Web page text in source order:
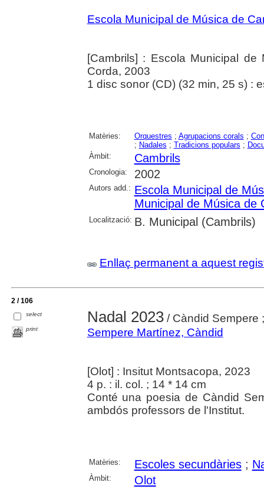
Escola Municipal de Música de
[Cambrils] : Escola Municipal
Corda, 2003
1 disc sonor (CD) (32 min, 25 s) :
Matèries: Orquestres ; Agrupacions corals ;
; Nadales ; Tradicions populars ;
Àmbit:
Cambrils
Cronologia: 2002
Autors add.: Escola Municipal de
Municipal de Música de
Localització: B. Municipal (Cambrils)
Enllaç permanent a aquest
2 / 106
select
print
Nadal 2023/ Càndid Sempere
Sempere Martínez, Càndid
[Olot] : Insitut Montsacopa, 2023
4 p. : il. col. ; 14 * 14 cm
Conté una poesia de Càndid
ambdós professors de l'Institut.
Matèries: Escoles secundàries;
Àmbit: Olot